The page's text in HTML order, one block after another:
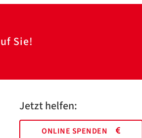
Sie!
Jetzt helfen:
ONLINE SPENDEN